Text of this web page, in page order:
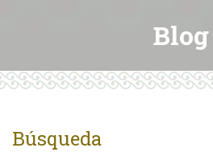
Blog
Búsqueda